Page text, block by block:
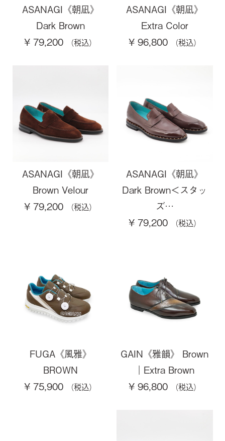
ASANAGI《朝凪》
Dark Brown
¥ 79,200
ASANAGI《朝凪》
Extra Color
¥ 96,800
ASANAGI《朝凪》
Brown Velour
¥ 79,200
ASANAGI《朝凪》
Dark Brown＜スタッ
ズ…
¥ 79,200
FUGA《風雅》
BROWN
¥ 75,900
GAIN《雅韻》 Brown
｜Extra Brown
¥ 96,800